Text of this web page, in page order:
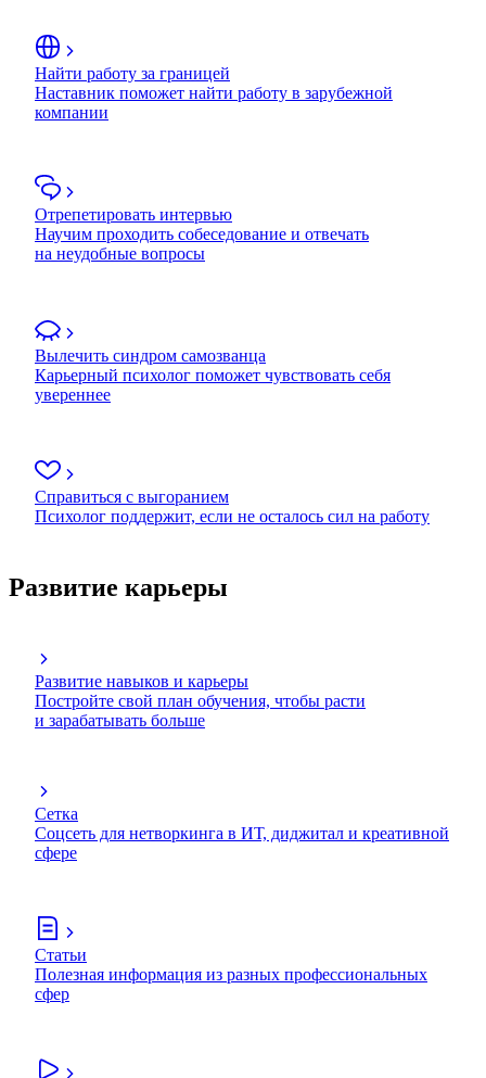
Найти работу за границей
Наставник поможет найти работу в зарубежной
компании
Отрепетировать интервью
Научим проходить собеседование и отвечать
на неудобные вопросы
Вылечить синдром самозванца
Карьерный психолог поможет чувствовать себя
увереннее
Справиться с выгоранием
Психолог поддержит, если не осталось сил на работу
Развитие карьеры
Развитие навыков и карьеры
Постройте свой план обучения, чтобы расти
и зарабатывать больше
Сетка
Соцсеть для нетворкинга в ИТ, диджитал и креативной
сфере
Статьи
Полезная информация из разных профессиональных
сфер